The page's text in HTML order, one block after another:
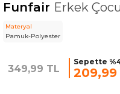
Funfair Erkek
Materyal
Pamuk-Polyester
349,99 TL
Sepette
209,99